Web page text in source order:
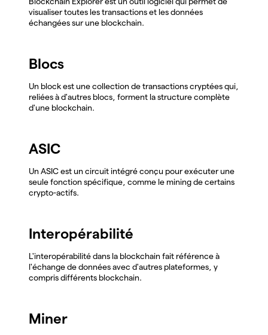
visualiser toutes les transactions et les données
échangées sur une blockchain.
Blocs
Un block est une collection de transactions cryptées qui,
reliées à d'autres blocs, forment la structure complète
d'une blockchain.
ASIC
Un ASIC est un circuit intégré conçu pour exécuter une
seule fonction spécifique, comme le mining de certains
crypto-actifs.
Interopérabilité
L'interopérabilité dans la blockchain fait référence à
l'échange de données avec d'autres plateformes, y
compris différents blockchain.
Miner